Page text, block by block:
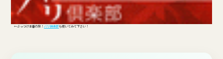
←ぶっつけ本番の旅！バリ倶楽部も覗いてみて下さい！